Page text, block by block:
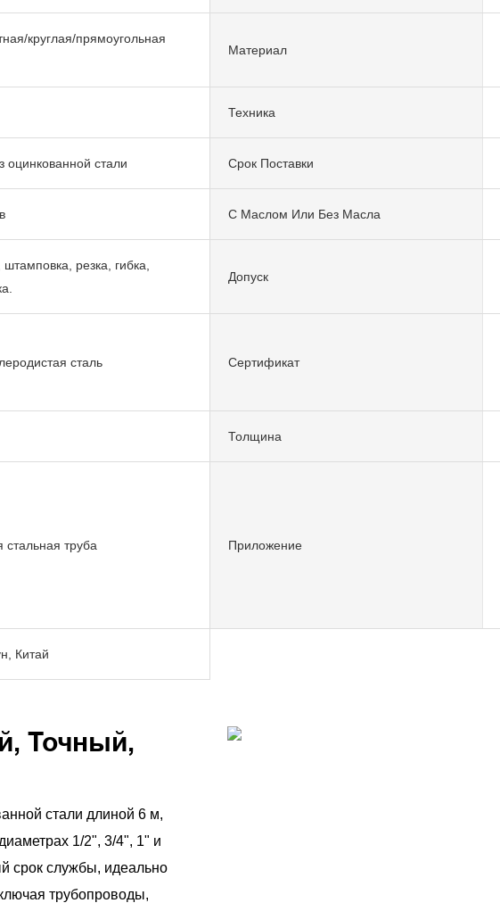
круглая/прямоугольная
Материал
Техника
оцинкованной стали Срок Поставки
С Маслом Или Без Масла
резка, гибка,
Допуск
сталь Сертификат
Толщина
стальная труба Приложение
Китай
Точный,
стали длиной 6 м,
1/2", 3/4", 1" и
срок службы, идеально
трубопроводы,